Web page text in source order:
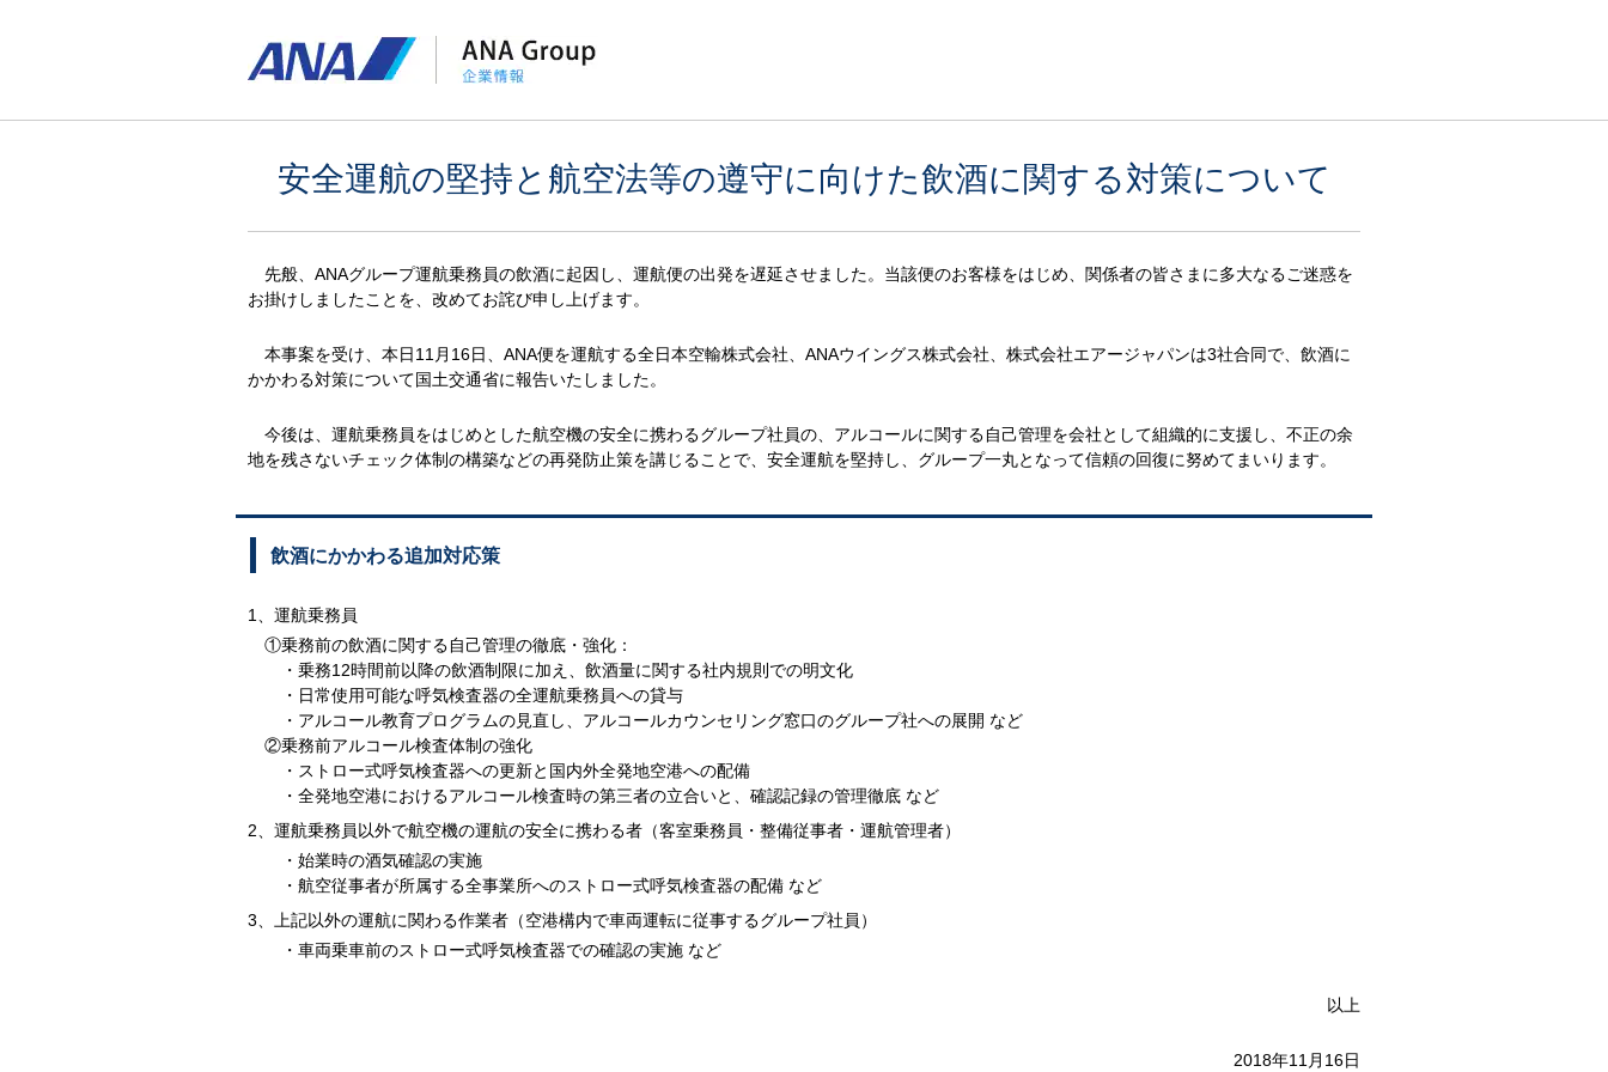
安全運航の堅持と航空法等の遵守に向けた飲酒に関する対策について
先般、ANAグループ運航乗務員の飲酒に起因し、運航便の出発を遅延させました。当該便のお客様をはじめ、関係者の皆さまに多大なるご迷惑を
お掛けしましたことを、改めてお詫び申し上げます。
本事案を受け、本日11月16日、ANA便を運航する全日本空輸株式会社、ANAウイングス株式会社、株式会社エアージャパンは3社合同で、飲酒に
かかわる対策について国土交通省に報告いたしました。
今後は、運航乗務員をはじめとした航空機の安全に携わるグループ社員の、アルコールに関する自己管理を会社として組織的に支援し、不正の余
地を残さないチェック体制の構築などの再発防止策を講じることで、安全運航を堅持し、グループ一丸となって信頼の回復に努めてまいります。
飲酒にかかわる追加対応策
1、運航乗務員
①乗務前の飲酒に関する自己管理の徹底・強化：
・乗務12時間前以降の飲酒制限に加え、飲酒量に関する社内規則での明文化
・日常使用可能な呼気検査器の全運航乗務員への貸与
・アルコール教育プログラムの見直し、アルコールカウンセリング窓口のグループ社への展開 など
②乗務前アルコール検査体制の強化
・ストロー式呼気検査器への更新と国内外全発地空港への配備
・全発地空港におけるアルコール検査時の第三者の立合いと、確認記録の管理徹底 など
2、運航乗務員以外で航空機の運航の安全に携わる者（客室乗務員・整備従事者・運航管理者）
・始業時の酒気確認の実施
・航空従事者が所属する全事業所へのストロー式呼気検査器の配備 など
3、上記以外の運航に関わる作業者（空港構内で車両運転に従事するグループ社員）
・車両乗車前のストロー式呼気検査器での確認の実施 など
以上
2018年11月16日